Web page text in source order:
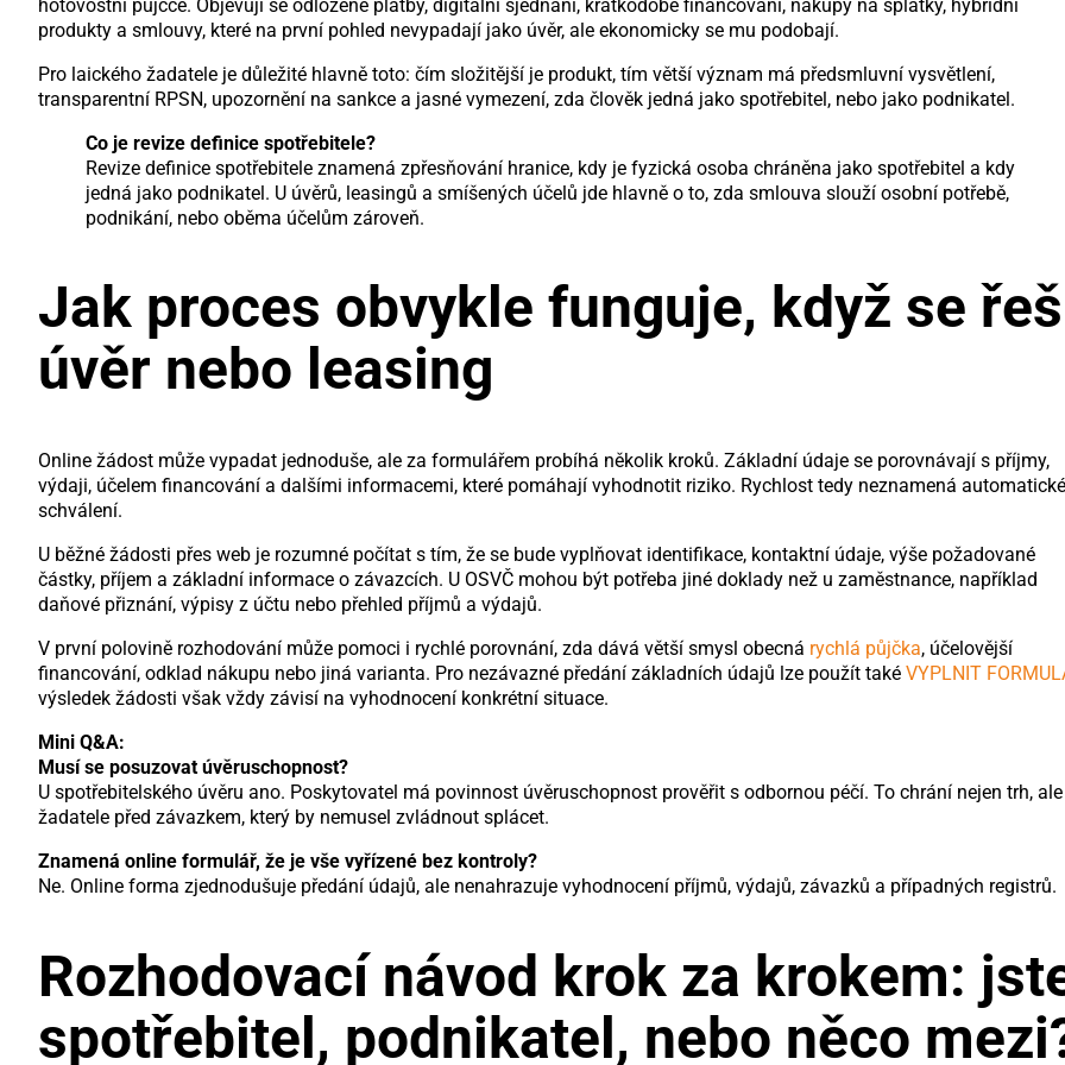
hotovostní půjčce. Objevují se odložené platby, digitální sjednání, krátkodobé financování, nákupy na splátky, hybridní
produkty a smlouvy, které na první pohled nevypadají jako úvěr, ale ekonomicky se mu podobají.
Pro laického žadatele je důležité hlavně toto: čím složitější je produkt, tím větší význam má předsmluvní vysvětlení,
transparentní RPSN, upozornění na sankce a jasné vymezení, zda člověk jedná jako spotřebitel, nebo jako podnikatel.
Co je revize definice spotřebitele?
Revize definice spotřebitele znamená zpřesňování hranice, kdy je fyzická osoba chráněna jako spotřebitel a kdy
jedná jako podnikatel. U úvěrů, leasingů a smíšených účelů jde hlavně o to, zda smlouva slouží osobní potřebě,
podnikání, nebo oběma účelům zároveň.
Jak proces obvykle funguje, když se
úvěr nebo leasing
Online žádost může vypadat jednoduše, ale za formulářem probíhá několik kroků. Základní údaje se porovnávají s příjmy,
výdaji, účelem financování a dalšími informacemi, které pomáhají vyhodnotit riziko. Rychlost tedy neznamená automatické
schválení.
U běžné žádosti přes web je rozumné počítat s tím, že se bude vyplňovat identifikace, kontaktní údaje, výše požadované
částky, příjem a základní informace o závazcích. U OSVČ mohou být potřeba jiné doklady než u zaměstnance, například
daňové přiznání, výpisy z účtu nebo přehled příjmů a výdajů.
V první polovině rozhodování může pomoci i rychlé porovnání, zda dává větší smysl obecná rychlá půjčka, účelovější
financování, odklad nákupu nebo jiná varianta. Pro nezávazné předání základních údajů lze použít také VYPLNIT
výsledek žádosti však vždy závisí na vyhodnocení konkrétní situace.
Mini Q&A:
Musí se posuzovat úvěruschopnost?
U spotřebitelského úvěru ano. Poskytovatel má povinnost úvěruschopnost prověřit s odbornou péčí. To chrání nejen trh,
žadatele před závazkem, který by nemusel zvládnout splácet.
Znamená online formulář, že je vše vyřízené bez kontroly?
Ne. Online forma zjednodušuje předání údajů, ale nenahrazuje vyhodnocení příjmů, výdajů, závazků a případných registrů.
Rozhodovací návod krok za krokem:
spotřebitel, podnikatel, nebo něco